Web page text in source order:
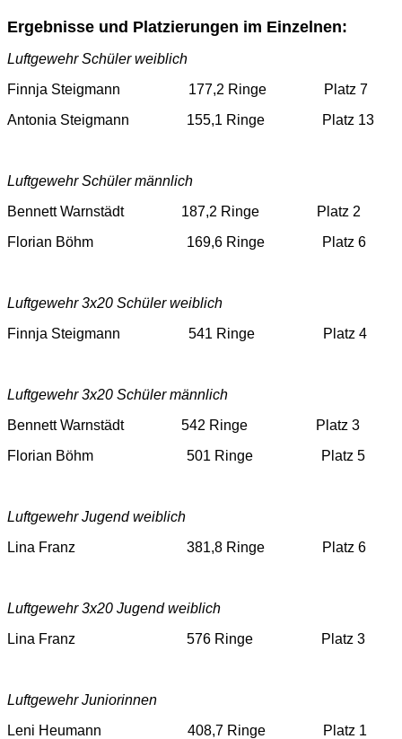
Ergebnisse und Platzierungen im Einzelnen:
Luftgewehr Schüler weiblich
Finnja Steigmann 177,2 Ringe Platz 7
Antonia Steigmann 155,1 Ringe Platz 13
Luftgewehr Schüler männlich
Bennett Warnstädt 187,2 Ringe Platz 2
Florian Böhm 169,6 Ringe Platz 6
Luftgewehr 3x20 Schüler weiblich
Finnja Steigmann 541 Ringe Platz 4
Luftgewehr 3x20 Schüler männlich
Bennett Warnstädt 542 Ringe Platz 3
Florian Böhm 501 Ringe Platz 5
Luftgewehr Jugend weiblich
Lina Franz 381,8 Ringe Platz 6
Luftgewehr 3x20 Jugend weiblich
Lina Franz 576 Ringe Platz 3
Luftgewehr Juniorinnen
Leni Heumann 408,7 Ringe Platz 1